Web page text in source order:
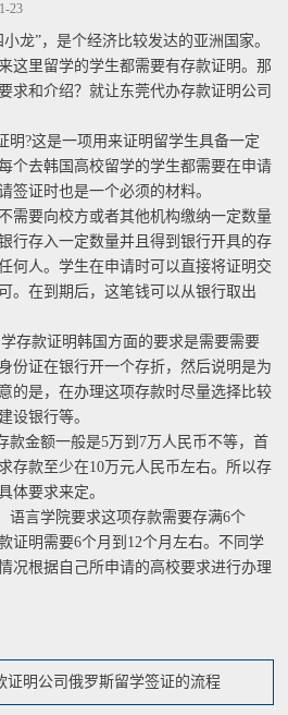
23
”，是个经济比较发达的亚洲国家。
这里留学的学生都需要有存款证明。那
求和介绍？就让东莞代办存款证明公司
?这是一项用来证明留学生具备一定
个去韩国高校留学的学生都需要在申请
签证时也是一个必须的材料。
要向校方或者其他机构缴纳一定数量
行存入一定数量并且得到银行开具的存
何人。学生在申请时可以直接将证明交
。在到期后，这笔钱可以从银行取出
款证明韩国方面的要求是需要需要
份证在银行开一个存折，然后说明是为
的是，在办理这项存款时尽量选择比较
设银行等。
金额一般是5万到7万人民币不等，首
存款至少在10万元人民币左右。所以存
体要求来定。
言学院要求这项存款需要存满6个
证明需要6个月到12个月左右。不同学
况根据自己所申请的高校要求进行办理
证明公司俄罗斯留学签证的流程